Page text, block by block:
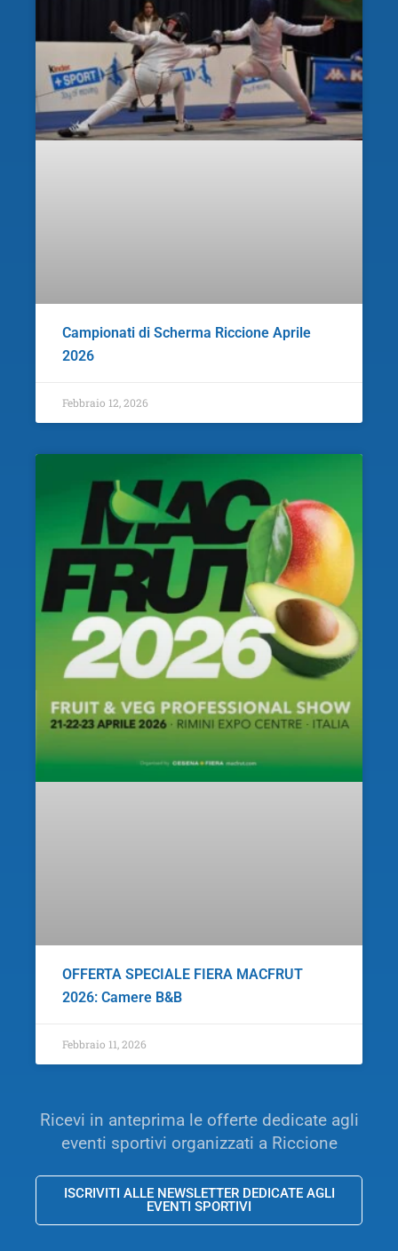
Campionati di Scherma Riccione Aprile
2026
Febbraio 12, 2026
OFFERTA SPECIALE FIERA MACFRUT
2026: Camere B&B
Febbraio 11, 2026
Ricevi in anteprima le offerte dedicate agli
eventi sportivi organizzati a Riccione
ISCRIVITI ALLE NEWSLETTER DEDICATE AGLI
EVENTI SPORTIVI